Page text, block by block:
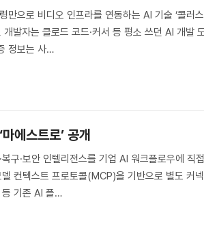
만으로 비디오 인프라를 연동하는 AI 기술 ‘콜러
발자는 클로드 코드·커서 등 평소 쓰던 AI 개발
정보는 사…
에스트로’ 공개
구·보안 인텔리전스를 기업 AI 워크플로우에 직
컨텍스트 프로토콜(MCP)을 기반으로 별도 커
등 기존 AI 플…